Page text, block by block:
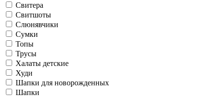
Свитера
Свитшоты
Слюнявчики
Сумки
Топы
Трусы
Халаты детские
Худи
Шапки для новорожденных
Шапки